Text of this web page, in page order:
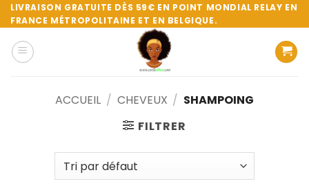
Passer
au
contenu
LIVRAISON GRATUITE DÈS 59€ EN POINT MONDIAL RELAY EN
FRANCE MÉTROPOLITAINE ET EN BELGIQUE.
ACCUEIL / CHEVEUX / SHAMPOING
FILTRER